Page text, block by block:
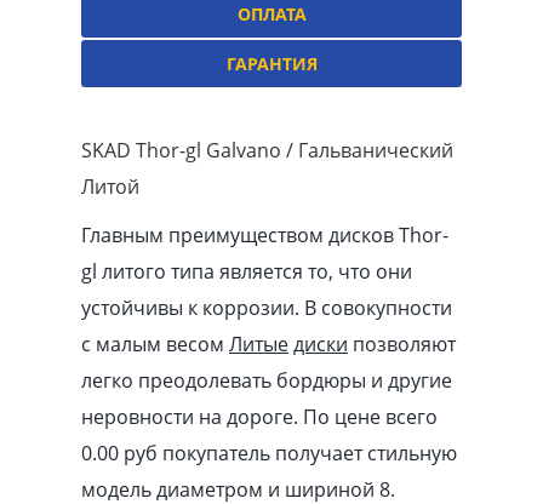
ОПЛАТА
ГАРАНТИЯ
SKAD Thor-gl Galvano / Гальванический
Литой
Главным преимуществом дисков Thor-
gl литого типа является то, что они
устойчивы к коррозии. В совокупности
с малым весом Литыедиски позволяют
легко преодолевать бордюры и другие
неровности на дороге. По цене всего
0.00 pуб покупатель получает стильную
модель диаметром и шириной 8.